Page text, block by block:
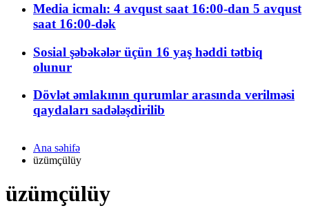
Media icmalı: 4 avqust saat 16:00-dan 5 avqust
saat 16:00-dək
Sosial şəbəkələr üçün 16 yaş həddi tətbiq
olunur
Dövlət əmlakının qurumlar arasında verilməsi
qaydaları sadələşdirilib
Ana səhifə
üzümçülüy
üzümçülüy